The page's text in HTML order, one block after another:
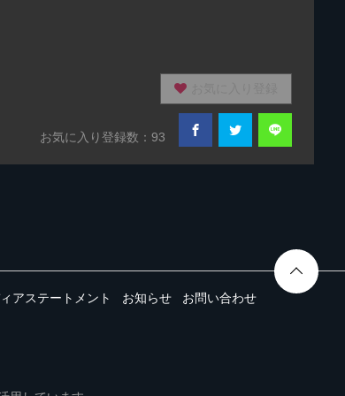
お気に入り登録数：93
アステートメント お知らせ お問い合わせ